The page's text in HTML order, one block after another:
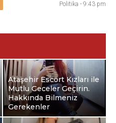
Politika - 9:43 pm
Ataşehir Escort Kızları ile
Mutlu Geceler Geçirin.
Hakkında Bilmeniz
Gerekenler